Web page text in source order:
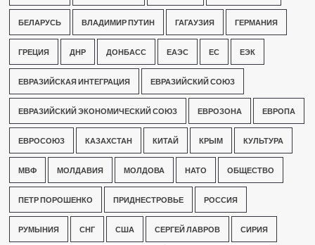
БЕЛАРУСЬ ВЛАДИМИР ПУТИН ГАГАУЗИЯ ГЕРМАНИЯ
ГРЕЦИЯ ДНР ДОНБАСС ЕАЭС ЕС ЕЭК
ЕВРАЗИЙСКАЯ ИНТЕГРАЦИЯ ЕВРАЗИЙСКИЙ СОЮЗ
ЕВРАЗИЙСКИЙ ЭКОНОМИЧЕСКИЙ СОЮЗ ЕВРОЗОНА ЕВРОПА
ЕВРОСОЮЗ КАЗАХСТАН КИТАЙ КРЫМ КУЛЬТУРА
МВФ МОЛДАВИЯ МОЛДОВА НАТО ОБЩЕСТВО
ПЕТР ПОРОШЕНКО ПРИДНЕСТРОВЬЕ РОССИЯ
РУМЫНИЯ СНГ США СЕРГЕЙ ЛАВРОВ СИРИЯ